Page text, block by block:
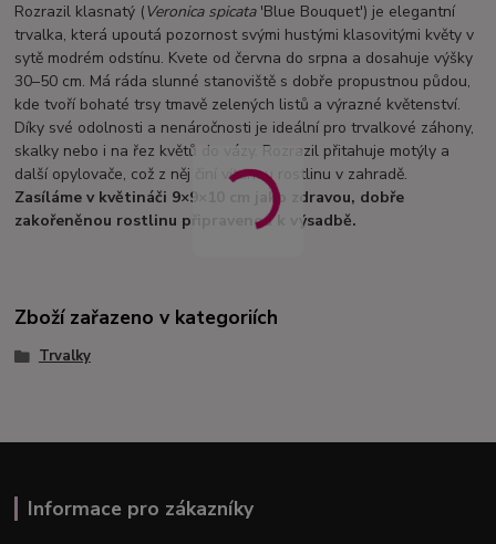
Rozrazil klasnatý (Veronica spicata'Blue Bouquet') je elegantní
trvalka, která upoutá pozornost svými hustými klasovitými květy v
sytě modrém odstínu. Kvete od června do srpna a dosahuje výšky
30–50 cm. Má ráda slunné stanoviště s dobře propustnou půdou,
kde tvoří bohaté trsy tmavě zelených listů a výrazné květenství.
Díky své odolnosti a nenáročnosti je ideální pro trvalkové záhony,
skalky nebo i na řez květů do vázy. Rozrazil přitahuje motýly a
další opylovače, což z něj činí vítanou rostlinu v zahradě.
Zasíláme v květináči 9×9×10 cm jako zdravou, dobře
zakořeněnou rostlinu připravenou k výsadbě.
Zboží zařazeno v kategoriích
Trvalky
Informace pro zákazníky